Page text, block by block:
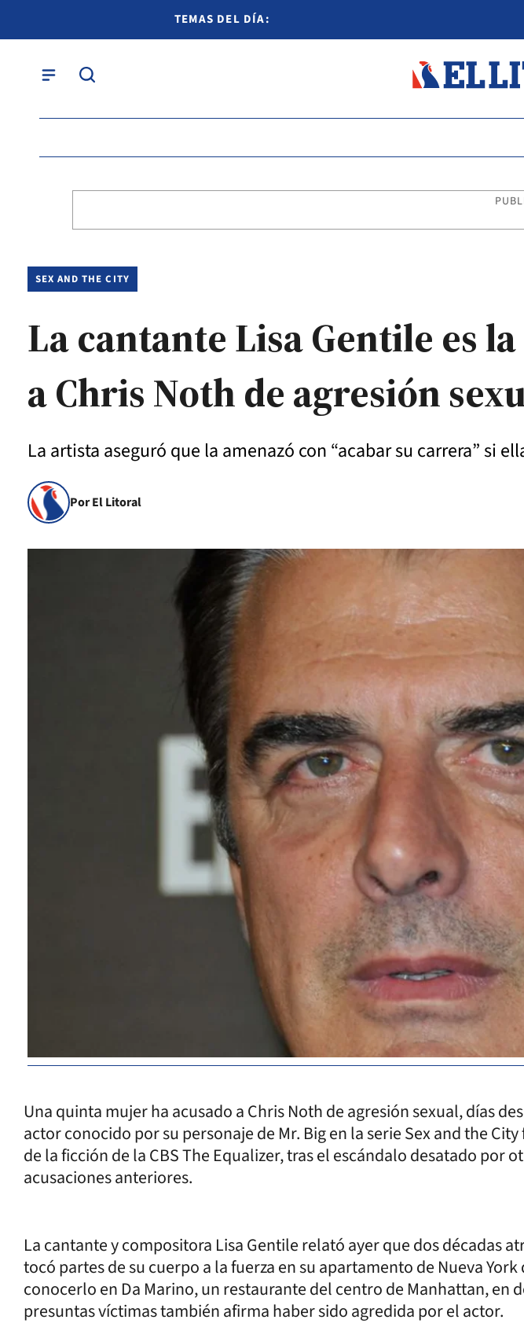
TEMAS DEL DÍA:
SEX AND THE CITY
La cantante Lisa Gentile es
a Chris Noth de agresión
La artista aseguró que la amenazó con “acabar su carrera” si
Por El Litoral
Una quinta mujer ha acusado a Chris Noth de agresión sexual, días
actor conocido por su personaje de Mr. Big en la serie Sex and the
de la ficción de la CBS The Equalizer, tras el escándalo desatado por
acusaciones anteriores.
La cantante y compositora Lisa Gentile relató ayer que dos décadas
tocó partes de su cuerpo a la fuerza en su apartamento de Nueva York
conocerlo en Da Marino, un restaurante del centro de Manhattan, en
presuntas víctimas también afirma haber sido agredida por el actor.